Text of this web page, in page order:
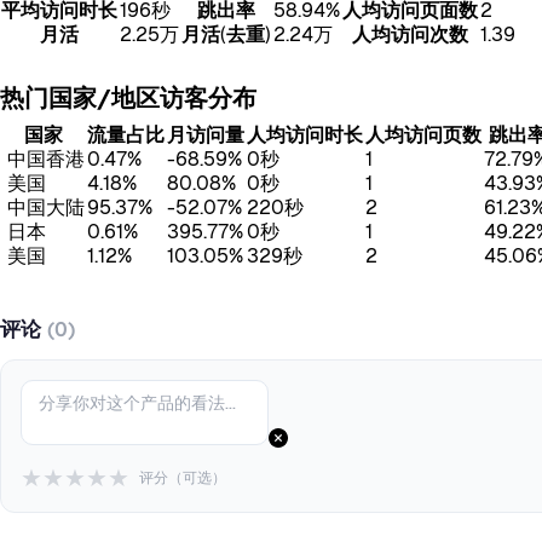
平均访问时长196秒 跳出率 58.94% 人均访问页面数2
月活
2.25万 月活(去重) 2.24万 人均访问次数 1.39
热门国家/地区访客分布
国家 流量占比 月访问量 人均访问时长 人均访问页数 跳出
中国香港0.47% -68.59% 0秒 1
美国
4.18% 80.08% 0秒 1
中国大陆95.37% -52.07% 220秒 2
日本
0.61% 395.77%0秒 1
美国
1.12% 103.05% 329秒 2
评论(0)
★★★★★ 评分（可选）